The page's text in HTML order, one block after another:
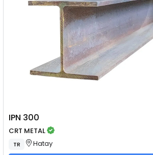
IPN 300
CRT METAL
TR Hatay